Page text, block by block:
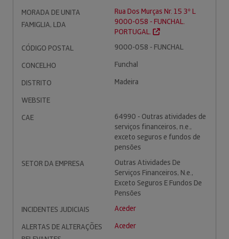
MORADA DE UNITA
FAMIGLIA, LDA
Rua Dos Murças Nr. 15 3º L
9000-058 - FUNCHAL.
PORTUGAL.
CÓDIGO POSTAL
9000-058 - FUNCHAL
CONCELHO
Funchal
DISTRITO
Madeira
WEBSITE
CAE
64990 - Outras atividades de
serviços financeiros, n.e.,
exceto seguros e fundos de
pensões
SETOR DA EMPRESA
Outras Atividades De
Serviços Financeiros, N.e.,
Exceto Seguros E Fundos De
Pensões
INCIDENTES JUDICIAIS
Aceder
ALERTAS DE ALTERAÇÕES
Aceder